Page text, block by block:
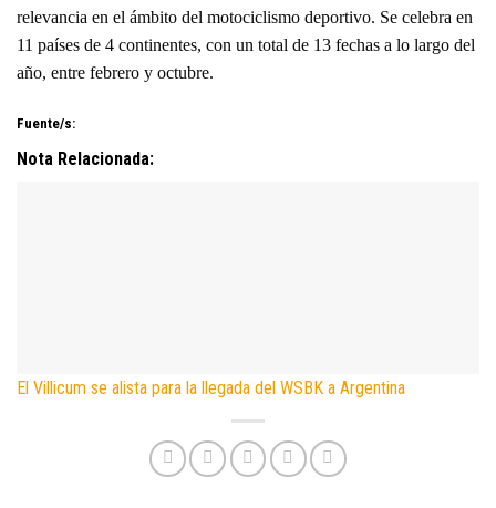
relevancia en el ámbito del motociclismo deportivo. Se celebra en
11 países de 4 continentes, con un total de 13 fechas a lo largo del
año, entre febrero y octubre.
Fuente/s:
Nota Relacionada:
El Villicum se alista para la llegada del WSBK a Argentina